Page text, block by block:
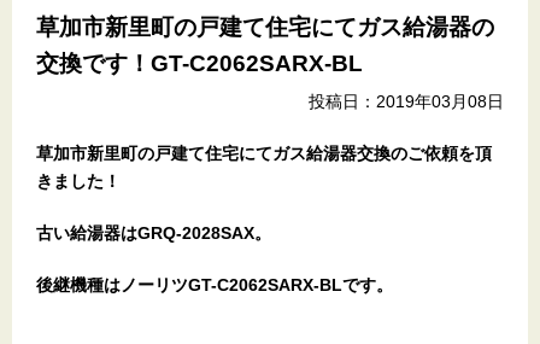
草加市新里町の戸建て住宅にてガス給湯器の
交換です！GT-C2062SARX-BL
投稿日：2019年03月08日
草加市新里町の戸建て住宅にてガス給湯器交換のご依頼を頂
きました！
古い給湯器はGRQ-2028SAX。
後継機種はノーリツGT-C2062SARX-BLです。